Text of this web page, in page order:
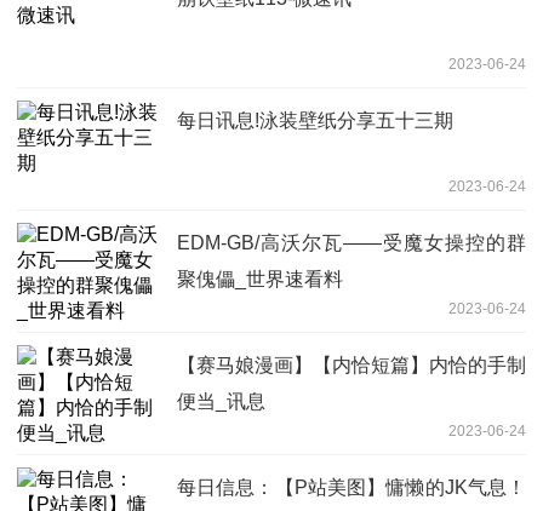
2023-06-24
每日讯息!泳装壁纸分享五十三期
2023-06-24
EDM-GB/高沃尔瓦——受魔女操控的群
聚傀儡_世界速看料
2023-06-24
【赛马娘漫画】【内恰短篇】内恰的手制
便当_讯息
2023-06-24
每日信息：【P站美图】慵懒的JK气息！